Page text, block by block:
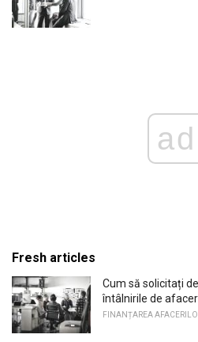
ad
Fresh articles
Cum să solicitați
întâlnirile de
FINANȚAREA